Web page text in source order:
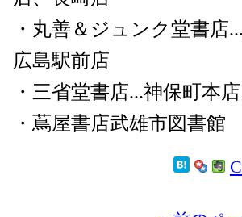
・丸善＆ジュンク堂書店
広島駅前店
・三省堂書店...神保町本
・蔦屋書店武雄市図書館